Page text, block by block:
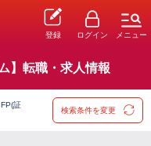
登録 ログイン メニュー
】転職・求人情報
証
検索条件を変更